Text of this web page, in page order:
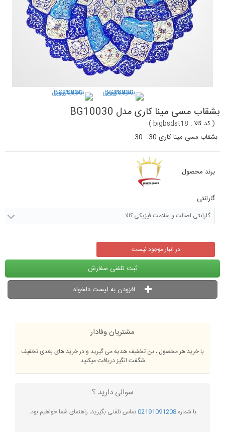
بشقاب مسی مینا کاری مدل BG10030
(کد کالا : bigbsdst18
)
بشقاب مسی مینا کاری 30 - 30
برند محصول
گارانتی
گارانتی اصالت و سلامت فیزیکی کالا
در انبار موجود نیست
ثبت تلفنی سفارش
افزودن به لیست دلخواه
مشتریان وفادار
با خرید هر محصول ، بن تخفیف هدیه می گیرید و در خرید های بعدی تخفیف
شگفت انگیز دریافت میکنید
سوالی دارید ؟
با شماره02191091208تماس تلفنی بگیرید، راهنمای شما خواهیم بود.